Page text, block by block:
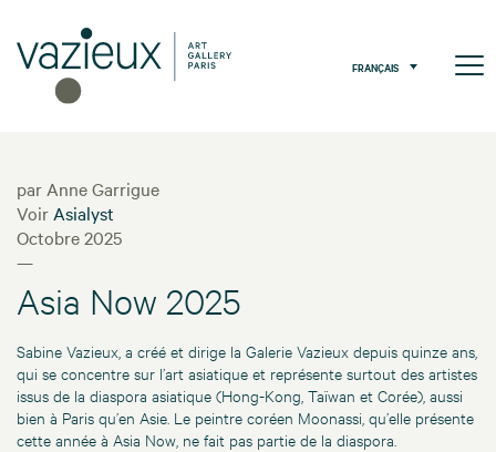
FRANÇAIS
par Anne Garrigue
Voir Asialyst
Octobre 2025
—
Asia Now 2025
Sabine Vazieux, a créé et dirige la Galerie Vazieux depuis quinze ans,
qui se concentre sur l’art asiatique et représente surtout des artistes
issus de la diaspora asiatique (Hong-Kong, Taïwan et Corée), aussi
bien à Paris qu’en Asie. Le peintre coréen Moonassi, qu’elle présente
cette année à Asia Now, ne fait pas partie de la diaspora.